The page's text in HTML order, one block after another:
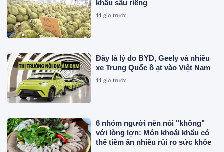
khẩu sầu riêng
11 giờ trước
Đây là lý do BYD, Geely và nhiều
xe Trung Quốc ồ ạt vào Việt Nam
11 giờ trước
6 nhóm người nên nói "không"
với lòng lợn: Món khoái khẩu có
thể tiềm ẩn nhiều rủi ro sức khỏe